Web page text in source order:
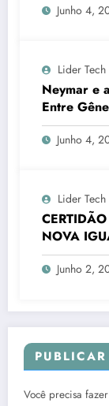
Junho 4,
Lider Tech
Neymar e
Entre
Junho 4,
Lider Tech
NOVA
Junho 2,
Você precisa